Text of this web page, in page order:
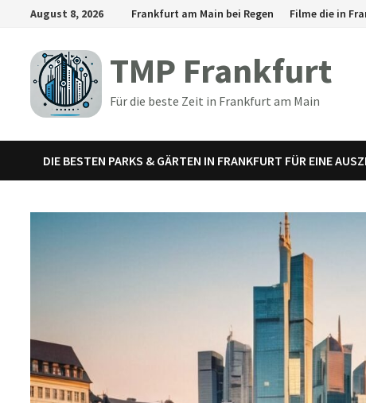
springen
August 8, 2026 Frankfurt am Main bei Regen Filme die in
TMP Frankfurt
Für die beste Zeit in Frankfurt am Main
DIE BESTEN PARKS & GÄRTEN IN FRANKFURT FÜR EINE